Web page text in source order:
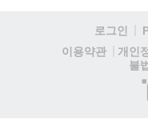
로그인
이용약관
개인
불